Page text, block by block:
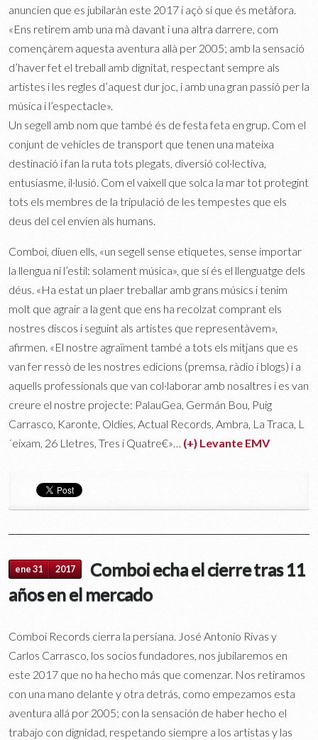
anuncien que es jubilaràn este 2017 i açò sí que és metàfora.
«Ens retirem amb una mà davant i una altra darrere, com
començàrem aquesta aventura allà per 2005; amb la sensació
d’haver fet el treball amb dignitat, respectant sempre als
artistes i les regles d’aquest dur joc, i amb una gran passió per la
música i l’espectacle».
Un segell amb nom que també és de festa feta en grup. Com el
conjunt de vehicles de transport que tenen una mateixa
destinació i fan la ruta tots plegats, diversió col·lectiva,
entusiasme, il·lusió. Com el vaixell que solca la mar tot protegint
tots els membres de la tripulació de les tempestes que els
deus del cel envien als humans.
Comboi, diuen ells, «un segell sense etiquetes, sense importar
la llengua ni l’estil: solament música», que sí és el llenguatge dels
déus. «Ha estat un plaer treballar amb grans músics i tenim
molt que agrair a la gent que ens ha recolzat comprant els
nostres discos i seguint als artistes que representàvem»,
afirmen. «El nostre agraïment també a tots els mitjans que es
van fer ressò de les nostres edicions (premsa, ràdio i blogs) i a
aquells professionals que van col·laborar amb nosaltres i es van
creure el nostre projecte: PalauGea, Germán Bou, Puig
Carrasco, Karonte, Oldies, Actual Records, Ambra, La Traca, L
´eixam, 26 Lletres, Tres i Quatre€»… (+) Levante EMV
ene 31 2017
Comboi echa el cierre tras 11
años en el mercado
Comboi Records cierra la persiana. José Antonio Rivas y
Carlos Carrasco, los socios fundadores, nos jubilaremos en
este 2017 que no ha hecho más que comenzar. Nos retiramos
con una mano delante y otra detrás, como empezamos esta
aventura allá por 2005; con la sensación de haber hecho el
trabajo con dignidad, respetando siempre a los artistas y las